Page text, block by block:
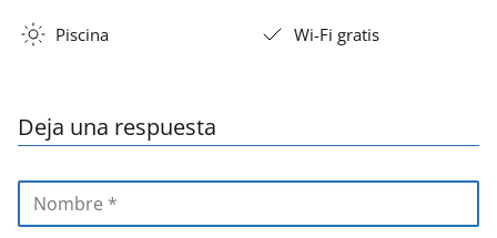
Piscina Wi-Fi gratis
Deja una respuesta